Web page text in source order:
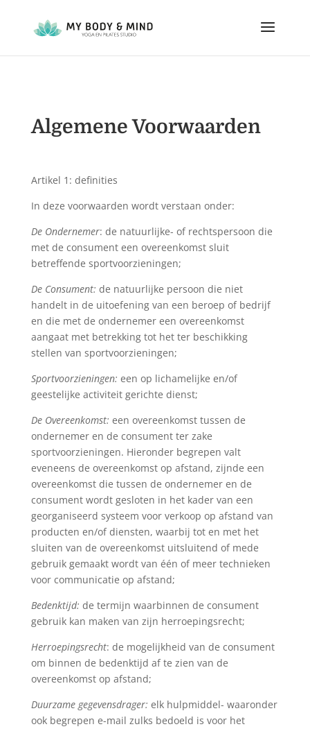
Algemene Voorwaarden
Artikel 1: definities
In deze voorwaarden wordt verstaan onder:
De Ondernemer: de natuurlijke- of rechtspersoon die
met de consument een overeenkomst sluit
betreffende sportvoorzieningen;
De Consument: de natuurlijke persoon die niet
handelt in de uitoefening van een beroep of bedrijf
en die met de ondernemer een overeenkomst
aangaat met betrekking tot het ter beschikking
stellen van sportvoorzieningen;
Sportvoorzieningen: een op lichamelijke en/of
geestelijke activiteit gerichte dienst;
De Overeenkomst: een overeenkomst tussen de
ondernemer en de consument ter zake
sportvoorzieningen. Hieronder begrepen valt
eveneens de overeenkomst op afstand, zijnde een
overeenkomst die tussen de ondernemer en de
consument wordt gesloten in het kader van een
georganiseerd systeem voor verkoop op afstand van
producten en/of diensten, waarbij tot en met het
sluiten van de overeenkomst uitsluitend of mede
gebruik gemaakt wordt van één of meer technieken
voor communicatie op afstand;
Bedenktijd: de termijn waarbinnen de consument
gebruik kan maken van zijn herroepingsrecht;
Herroepingsrecht: de mogelijkheid van de consument
om binnen de bedenktijd af te zien van de
overeenkomst op afstand;
Duurzame gegevensdrager: elk hulpmiddel- waaronder
ook begrepen e-mail zulks bedoeld is voor het